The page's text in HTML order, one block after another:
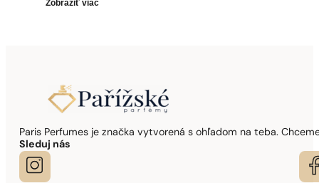
Zobraziť viac
Paris Perfumes je značka vytvorená s ohľadom na teba.
Sleduj nás